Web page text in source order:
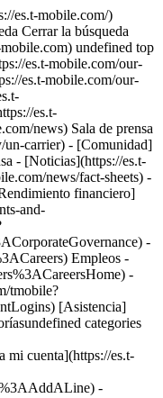
puede comunicarse con la persona que llama. El servicio Fase I también identifica la información de ubicación de la torre celular y el sector en los cuales se originó la llamada en la pantalla de la computadora de quien contesta la llamada. Esto le brinda a quien contesta una ubicación general (por ejemplo, dentro del área de cobertura de la torre) de la persona que llama. El teléfono debe tener batería y estar en un área de cobertura para realizar una llamada 911. - ### Como suscriptor de T-Mobile, ¿necesito inscribirme en el servicio Fase I y Fase II? No. Los centros de comunicaciones de seguridad pública/911 dentro de un área específica son quienes solicitan el servicio a T-Mobile, no el suscriptor. Una vez que el centro de comunicaciones 911 solicita el servicio y que T-Mobile lo implementa, este servicio es provisto a todos los usuarios de la red T-Mobile en esa área. T-Mobile ha implementado el servicio 911 mejorado Fase